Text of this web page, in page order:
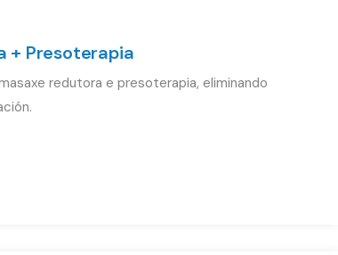
+ Presoterapia
redutora e presoterapia, eliminando